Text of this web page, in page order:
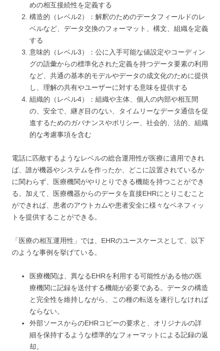
めの相互接続性を定義する
構造的（レベル2）：解釈のためのデータフィールドのレ
ベルなど、データ交換のフォーマット、構文、組織を定義
する
意味的（レベル3）：公に入手可能な値設定やコーディン
グの語彙からの標準化された定義を持つデータ要素の利用
など、共通の基本的モデルやデータの成文化のために提供
し、理解の共有やユーザーに対する意味を提供する
組織的（レベル4）：組織や主体、個人の内部や相互間
の、安全で、継ぎ目のない、タイムリーなデータ通信を促
進するためのガバナンスやポリシー、社会的、法的、組織
的な考慮事項を含む
電話に匹敵するようなレベルの総合運用性が医療に適用できれ
ば、誰が機器やシステムを作ったか、どこに設置されているか
に関わらず、医療機関がやりとりできる機能を持つことができ
る。加えて、医療機器からのデータを直接EHRにとりこむこと
ができれば、患者のアウトカムや患者安全に様々なベネフィッ
トを提供することができる。
「医療の相互運用性」では、EHRのユースケースとして、以下
のような事例を挙げている。
医療機関は、異なるEHRを利用する可能性がある他の医
療機関に記録を送付する機能が必要である。データの構造
と完全性を維持しながら、この種の転送を遂行しなければ
ならない。
外部ソースからのEHRコピーの要求と、オリジナルの詳
細を保持するような標準的なフォーマットによる記録の返
却。